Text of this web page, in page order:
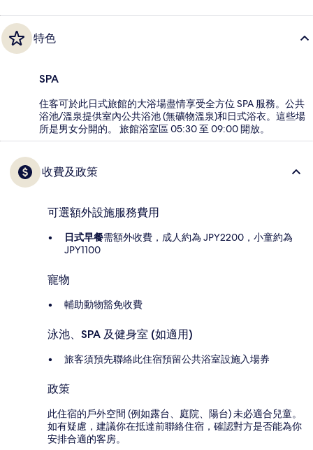
特色
SPA
住客可於此日式旅館的大浴場盡情享受全方位 SPA 服務。公共
浴池/溫泉提供室內公共浴池 (無礦物溫泉)和日式浴衣。這些場
所是男女分開的。 旅館浴室區 05:30 至 09:00 開放。
收費及政策
可選額外設施服務費用
日式早餐需額外收費，成人約為 JPY2200，小童約為
JPY1100
寵物
輔助動物豁免收費
泳池、SPA 及健身室 (如適用)
旅客須預先聯絡此住宿預留公共浴室設施入場券
政策
此住宿的戶外空間 (例如露台、庭院、陽台) 未必適合兒童。
如有疑慮，建議你在抵達前聯絡住宿，確認對方是否能為你
安排合適的客房。